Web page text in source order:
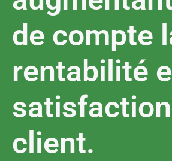
de compte
rentabilité
client.